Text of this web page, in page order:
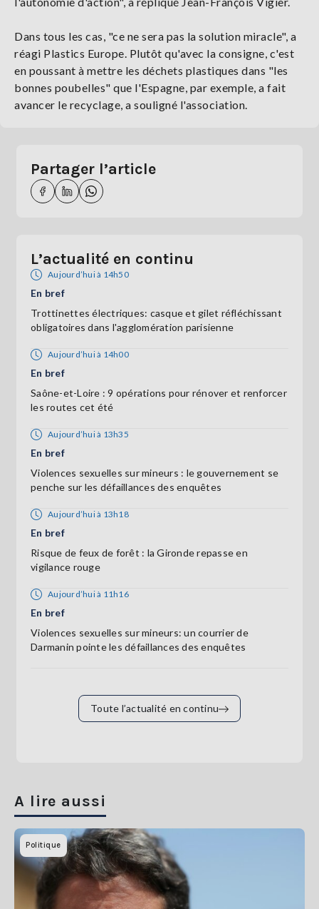
Dans tous les cas, "ce ne sera pas la solution miracle", a
réagi Plastics Europe. Plutôt qu'avec la consigne, c'est
en poussant à mettre les déchets plastiques dans "les
bonnes poubelles" que l'Espagne, par exemple, a fait
avancer le recyclage, a souligné l'association.
Partager l’article
L’actualité en continu
Aujourd’hui à 14h50
En bref
Trottinettes électriques: casque et gilet réfléchissant
obligatoires dans l'agglomération parisienne
Aujourd’hui à 14h00
En bref
Saône-et-Loire : 9 opérations pour rénover et renforcer
les routes cet été
Aujourd’hui à 13h35
En bref
Violences sexuelles sur mineurs : le gouvernement se
penche sur les défaillances des enquêtes
Aujourd’hui à 13h18
En bref
Risque de feux de forêt : la Gironde repasse en
vigilance rouge
Aujourd’hui à 11h16
En bref
Violences sexuelles sur mineurs: un courrier de
Darmanin pointe les défaillances des enquêtes
Toute l’actualité en continu
A lire aussi
Politique